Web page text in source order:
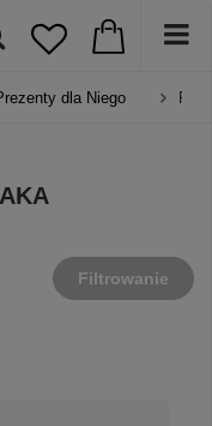
dla Niego
Filtrowanie